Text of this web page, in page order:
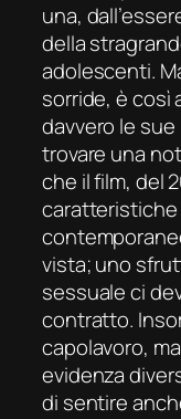
una,
della
adolescenti.
sorride, è così
davvero le
trovare una
che il film, del
vista; uno
sessuale ci
contratto.
capolavoro,
evidenza
di sentire